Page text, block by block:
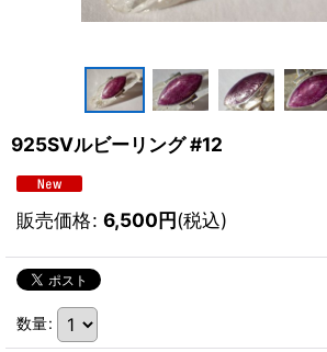
925SVルビーリング #12
販売価格: 6,500円(税込)
数量: